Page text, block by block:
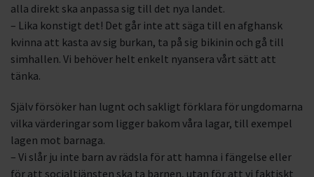
alla direkt ska anpassa sig till det nya landet.
– Lika konstigt det! Det går inte att säga till en afghansk
kvinna att kasta av sig burkan, ta på sig bikinin och gå till
simhallen. Vi behöver helt enkelt nyansera vårt sätt att
tänka.
Själv försöker han lugnt och sakligt förklara för ungdomarna
vilka värderingar som ligger bakom våra lagar, till exempel
lagen mot barnaga.
– Vi slår ju inte barn av rädsla för att hamna i fängelse eller
för att socialtjänsten ska ta barnen, utan för att vi faktiskt